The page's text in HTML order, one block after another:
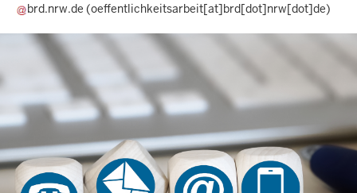
brd.nrw.de (oeffentlichkeitsarbeit[at]brd[dot]nrw[dot]de)